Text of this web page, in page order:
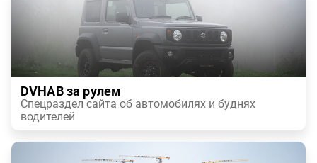
DVHAB за рулем
Спецраздел сайта об автомобилях и буднях
водителей